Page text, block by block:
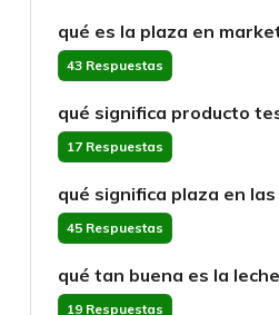
qué es la plaza en
43 Respuestas
qué significa producto
17 Respuestas
qué significa plaza en las
45 Respuestas
qué tan buena es la
19 Respuestas